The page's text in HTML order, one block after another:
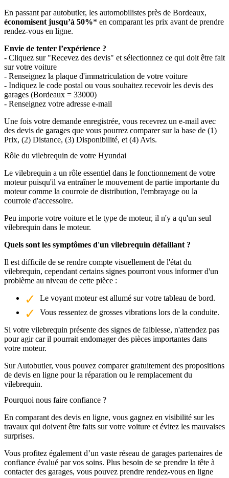
En passant par autobutler, les automobilistes près de Bordeaux,
économisent jusqu’à 50%* en comparant les prix avant de prendre
rendez-vous en ligne.
Envie de tenter l’expérience ?
- Cliquez sur "Recevez des devis" et sélectionnez ce qui doit être fait
sur votre voiture
- Renseignez la plaque d'immatriculation de votre voiture
- Indiquez le code postal ou vous souhaitez recevoir les devis des
garages (Bordeaux = 33000)
- Renseignez votre adresse e-mail
Une fois votre demande enregistrée, vous recevrez un e-mail avec
des devis de garages que vous pourrez comparer sur la base de (1)
Prix, (2) Distance, (3) Disponibilité, et (4) Avis.
Rôle du vilebrequin de votre Hyundai
Le vilebrequin a un rôle essentiel dans le fonctionnement de votre
moteur puisqu'il va entraîner le mouvement de partie importante du
moteur comme la courroie de distribution, l'embrayage ou la
courroie d'accessoire.
Peu importe votre voiture et le type de moteur, il n'y a qu'un seul
vilebrequin dans le moteur.
Quels sont les symptômes d'un vilebrequin défaillant ?
Il est difficile de se rendre compte visuellement de l'état du
vilebrequin, cependant certains signes pourront vous informer d'un
problème au niveau de cette pièce :
Le voyant moteur est allumé sur votre tableau de bord.
Vous ressentez de grosses vibrations lors de la conduite.
Si votre vilebrequin présente des signes de faiblesse, n'attendez pas
pour agir car il pourrait endomager des pièces importantes dans
votre moteur.
Sur Autobutler, vous pouvez comparer gratuitement des propositions
de devis en ligne pour la réparation ou le remplacement du
vilebrequin.
Pourquoi nous faire confiance ?
En comparant des devis en ligne, vous gagnez en visibilité sur les
travaux qui doivent être faits sur votre voiture et évitez les mauvaises
surprises.
Vous profitez également d’un vaste réseau de garages partenaires de
confiance évalué par vos soins. Plus besoin de se prendre la tête à
contacter des garages, vous pouvez prendre rendez-vous en ligne